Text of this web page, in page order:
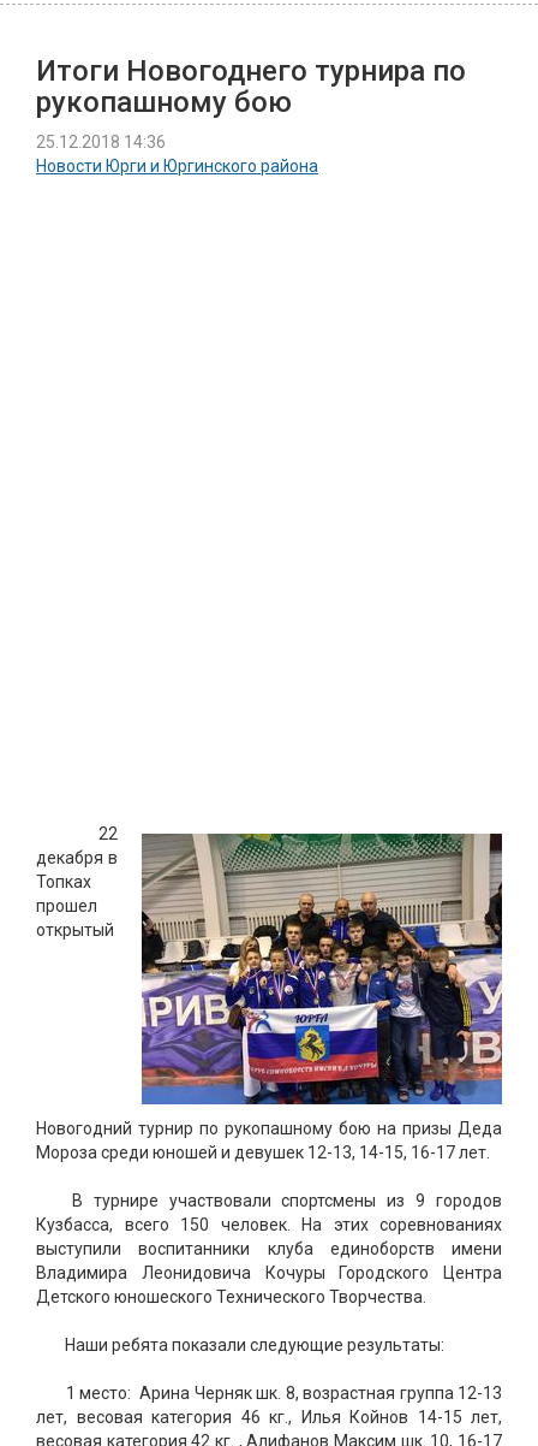
Итоги Новогоднего турнира по
рукопашному бою
25.12.2018 14:36
Новости Юрги и Юргинского района
22
декабря в
Топках
прошел
открытый
Новогодний турнир по рукопашному бою на призы Деда
Мороза среди юношей и девушек 12-13, 14-15, 16-17 лет.
В турнире участвовали спортсмены из 9 городов
Кузбасса, всего 150 человек. На этих соревнованиях
выступили воспитанники клуба единоборств имени
Владимира Леонидовича Кочуры Городского Центра
Детского юношеского Технического Творчества.
Наши ребята показали следующие результаты:
1 место: Арина Черняк шк. 8, возрастная группа 12-13
лет, весовая категория 46 кг., Илья Койнов 14-15 лет,
весовая категория 42 кг. , Алифанов Максим шк. 10, 16-17